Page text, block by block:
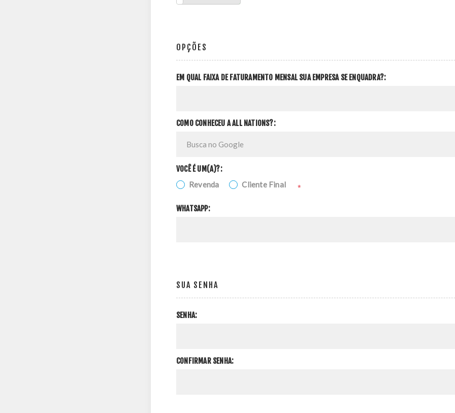
OPÇÕES
EM QUAL FAIXA DE FATURAMENTO MENSAL SUA EMPRESA SE ENQUADRA?:
COMO CONHECEU A ALL NATIONS?:
VOCÊ É UM(A)?:
Revenda Cliente Final *
WHATSAPP:
SUA SENHA
SENHA:
CONFIRMAR SENHA: